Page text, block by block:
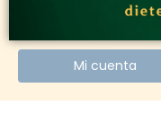
Mi cuenta